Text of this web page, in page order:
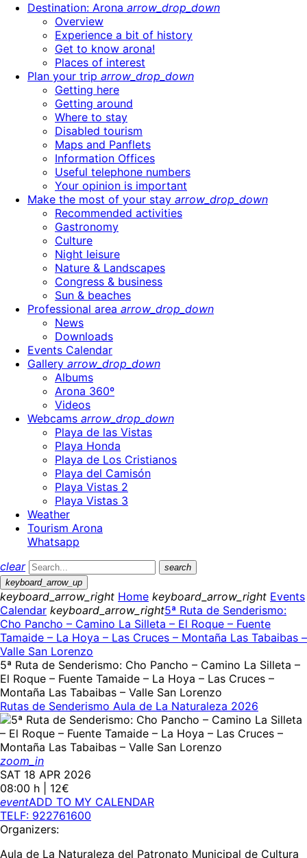
Destination: Arona arrow_drop_down
Overview
Experience a bit of history
Get to know arona!
Places of interest
Plan your trip arrow_drop_down
Getting here
Getting around
Where to stay
Disabled tourism
Maps and Panflets
Information Offices
Useful telephone numbers
Your opinion is important
Make the most of your stay arrow_drop_down
Recommended activities
Gastronomy
Culture
Night leisure
Nature & Landscapes
Congress & business
Sun & beaches
Professional area arrow_drop_down
News
Downloads
Events Calendar
Gallery arrow_drop_down
Albums
Arona 360º
Videos
Webcams arrow_drop_down
Playa de las Vistas
Playa Honda
Playa de Los Cristianos
Playa del Camisón
Playa Vistas 2
Playa Vistas 3
Weather
Tourism Arona
Whatsapp
clear
search
keyboard_arrow_up
keyboard_arrow_right Home keyboard_arrow_right Events
Calendar keyboard_arrow_right5ª Ruta de Senderismo:
Cho Pancho – Camino La Silleta – El Roque – Fuente
Tamaide – La Hoya – Las Cruces – Montaña Las Tabaibas –
Valle San Lorenzo
5ª Ruta de Senderismo: Cho Pancho – Camino La Silleta –
El Roque – Fuente Tamaide – La Hoya – Las Cruces –
Montaña Las Tabaibas – Valle San Lorenzo
Rutas de Senderismo Aula de La Naturaleza 2026
zoom_in
SAT 18 APR 2026
08:00 h | 12€
eventADD TO MY CALENDAR
TELF: 922761600
Organizers:
Aula de La Naturaleza del Patronato Municipal de Cultura